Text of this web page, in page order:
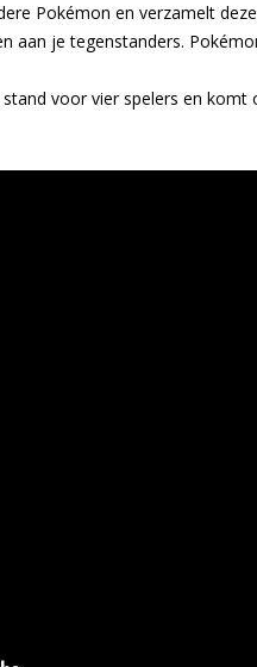
Pokémon en verzamelt
aan je tegenstanders.
voor vier spelers en